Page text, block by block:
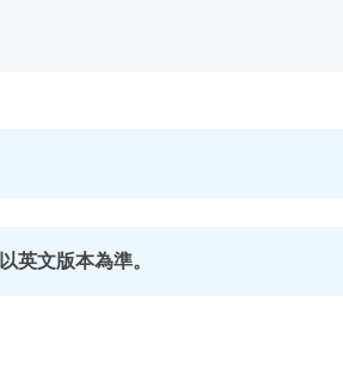
英文版本為準。